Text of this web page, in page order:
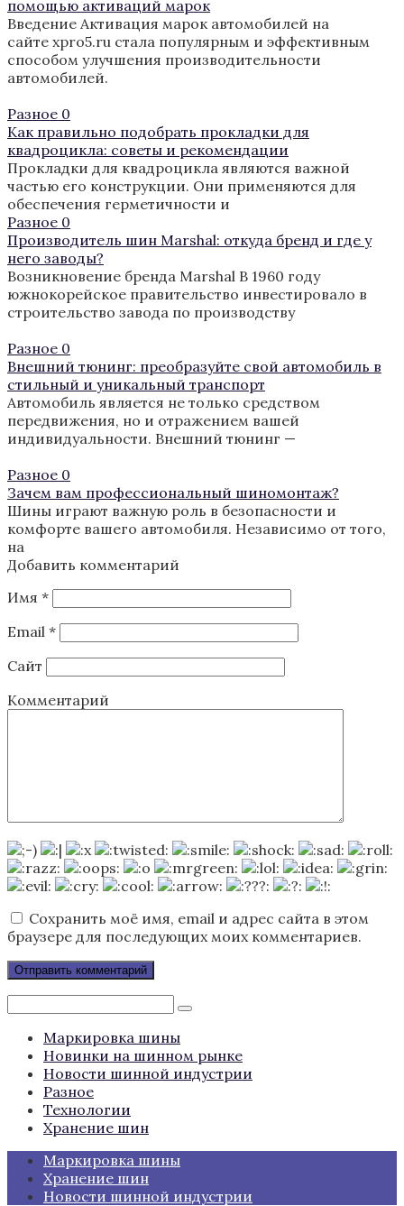
помощью активаций марок
Введение Активация марок автомобилей на
сайте xpro5.ru стала популярным и эффективным
способом улучшения производительности
автомобилей.
Разное 0
Как правильно подобрать прокладки для
квадроцикла: советы и рекомендации
Прокладки для квадроцикла являются важной
частью его конструкции. Они применяются для
обеспечения герметичности и
Разное 0
Производитель шин Marshal: откуда бренд и где у
него заводы?
Возникновение бренда Marshal В 1960 году
южнокорейское правительство инвестировало в
строительство завода по производству
Разное 0
Внешний тюнинг: преобразуйте свой автомобиль в
стильный и уникальный транспорт
Автомобиль является не только средством
передвижения, но и отражением вашей
индивидуальности. Внешний тюнинг —
Разное 0
Зачем вам профессиональный шиномонтаж?
Шины играют важную роль в безопасности и
комфорте вашего автомобиля. Независимо от того,
на
Добавить комментарий
Имя *
Email *
Сайт
Комментарий
Сохранить моё имя, email и адрес сайта в этом
браузере для последующих моих комментариев.
Поиск:
Маркировка шины
Новинки на шинном рынке
Новости шинной индустрии
Разное
Технологии
Хранение шин
Маркировка шины
Хранение шин
Новости шинной индустрии